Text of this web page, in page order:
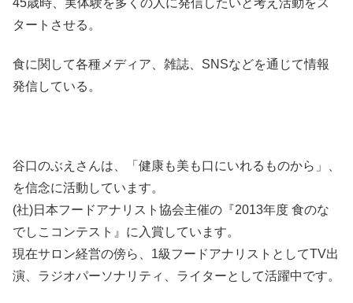
タートさせる。
食に関して各種メディア、雑誌、SNSなどを通じて情報
発信している。
谷口のぶえさんは、「健康も美も口にいれるものから」、
を信念に活動しています。
(社)日本フードアナリスト協会主催の『2013年度 食のな
でしこコンテスト』に入賞しています。
現在サロン経営の傍ら、1級フードアナリストとしてTV出
演、ラジオパーソナリティ、ライターとして活躍中です。